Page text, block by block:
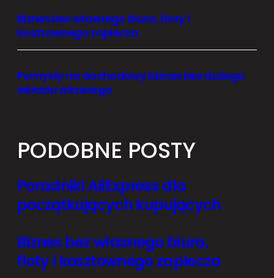
Biznes bez własnego biura, floty i
kosztownego zaplecza
Pomysły na dochodowy biznes bez dużego
wkładu własnego
PODOBNE POSTY
Poradniki AliExpress dla
początkujących kupujących
Biznes bez własnego biura,
floty i kosztownego zaplecza